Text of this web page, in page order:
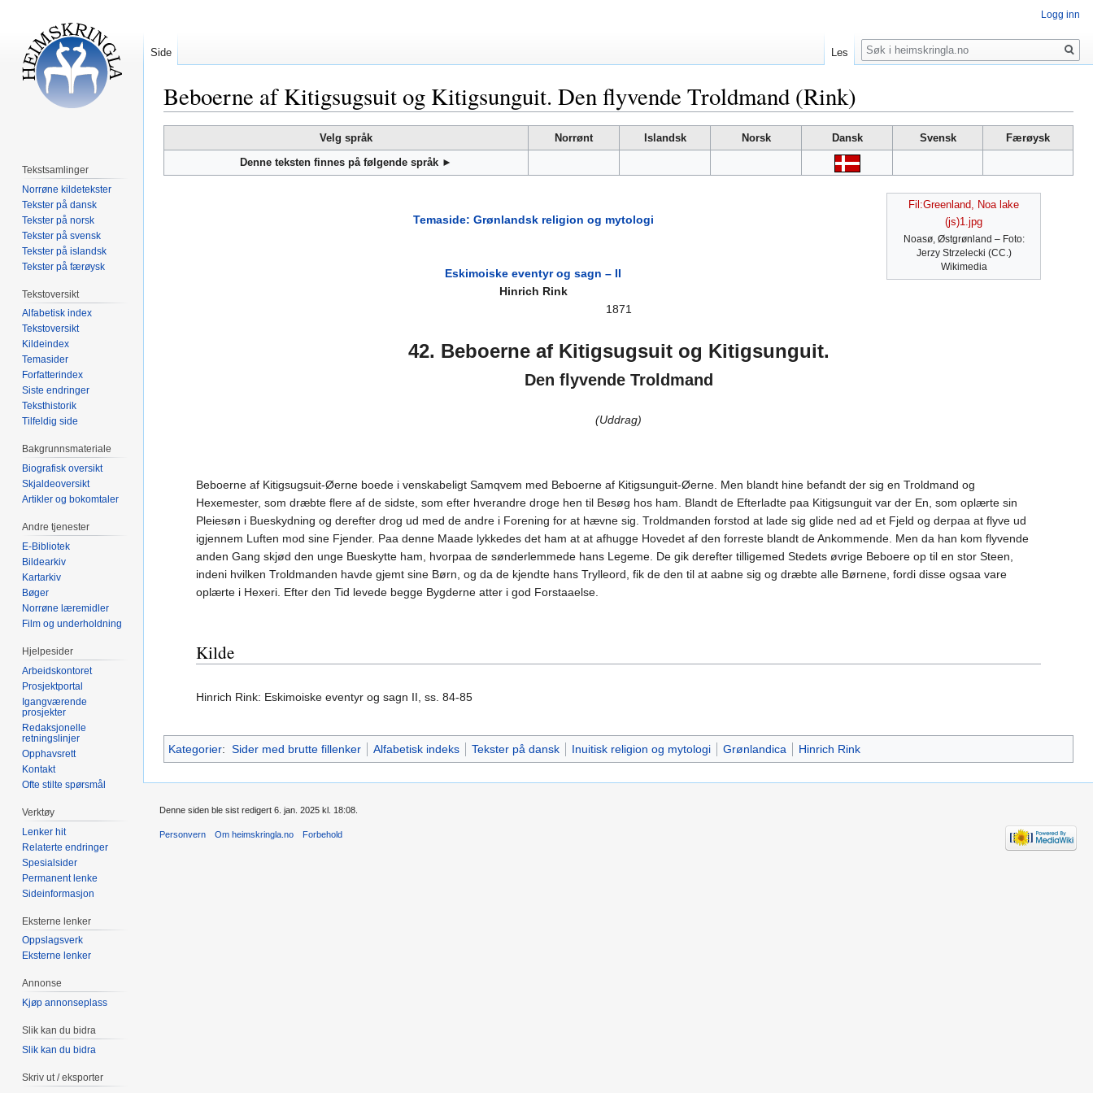
Beboerne af Kitigsugsuit og Kitigsunguit. Den flyvende Troldmand (Rink)
til
til
Velg språk Norrønt Islandsk Norsk Dansk Svensk
Færøysk
Denne teksten finnes på følgende språk ►
Fil:Greenland, Noa lake
(js)1.jpg
Noasø, Østgrønland – Foto:
Jerzy Strzelecki (CC.)
Wikimedia
Temaside: Grønlandsk religion og mytologi
Eskimoiske eventyr og sagn – II
Hinrich Rink
1871
42. Beboerne af Kitigsugsuit og Kitigsunguit.
Den flyvende Troldmand
(Uddrag)
Beboerne af Kitigsugsuit-Øerne boede i venskabeligt Samqvem med Beboerne af Kitigsunguit-Øerne. Men blandt hine befandt der sig en Troldmand og
Hexemester, som dræbte flere af de sidste, som efter hverandre droge hen til Besøg hos ham. Blandt de Efterladte paa Kitigsunguit var der En, som oplærte sin
Pleiesøn i Bueskydning og derefter drog ud med de andre i Forening for at hævne sig. Troldmanden forstod at lade sig glide ned ad et Fjeld og derpaa at flyve ud
igjennem Luften mod sine Fjender. Paa denne Maade lykkedes det ham at at afhugge Hovedet af den forreste blandt de Ankommende. Men da han kom flyvende
anden Gang skjød den unge Bueskytte ham, hvorpaa de sønderlemmede hans Legeme. De gik derefter tilligemed Stedets øvrige Beboere op til en stor Steen,
indeni hvilken Troldmanden havde gjemt sine Børn, og da de kjendte hans Trylleord, fik de den til at aabne sig og dræbte alle Børnene, fordi disse ogsaa vare
oplærte i Hexeri. Efter den Tid levede begge Bygderne atter i god Forstaaelse.
Kilde
Hinrich Rink: Eskimoiske eventyr og sagn II, ss. 84-85
Kategorier: Sider med brutte fillenker Alfabetisk indeks Tekster på dansk Inuitisk religion og mytologi Grønlandica Hinrich Rink
Logg inn
Side Les
Søk
Tekstsamlinger
Norrøne kildetekster
Tekster på dansk
Tekster på norsk
Tekster på svensk
Tekster på islandsk
Tekster på færøysk
Tekstoversikt
Alfabetisk index
Tekstoversikt
Kildeindex
Temasider
Forfatterindex
Siste endringer
Teksthistorik
Tilfeldig side
Bakgrunnsmateriale
Biografisk oversikt
Skjaldeoversikt
Artikler og bokomtaler
Andre tjenester
E-Bibliotek
Bildearkiv
Kartarkiv
Bøger
Norrøne læremidler
Film og underholdning
Hjelpesider
Arbeidskontoret
Prosjektportal
Igangværende
prosjekter
Redaksjonelle
retningslinjer
Opphavsrett
Kontakt
Ofte stilte spørsmål
Verktøy
Lenker hit
Relaterte endringer
Spesialsider
Permanent lenke
Sideinformasjon
Eksterne lenker
Oppslagsverk
Eksterne lenker
Annonse
Kjøp annonseplass
Slik kan du bidra
Slik kan du bidra
Skriv ut / eksporter
Denne siden ble sist redigert 6. jan. 2025 kl. 18:08.
Personvern Om heimskringla.no Forbehold